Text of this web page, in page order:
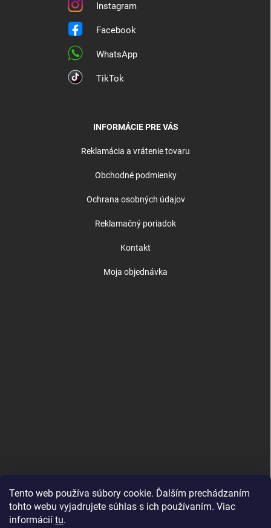
Tento web používa súbory cookie. Ďalším prechádzaním
tohto webu vyjadrujete súhlas s ich používaním. Viac
informácií tu.
Instagram
Facebook
WhatsApp
TikTok
INFORMÁCIE PRE VÁS
Reklamácia a vrátenie tovaru
Obchodné podmienky
Ochrana osobných údajov
Reklamačný poriadok
Kontakt
Moja objednávka